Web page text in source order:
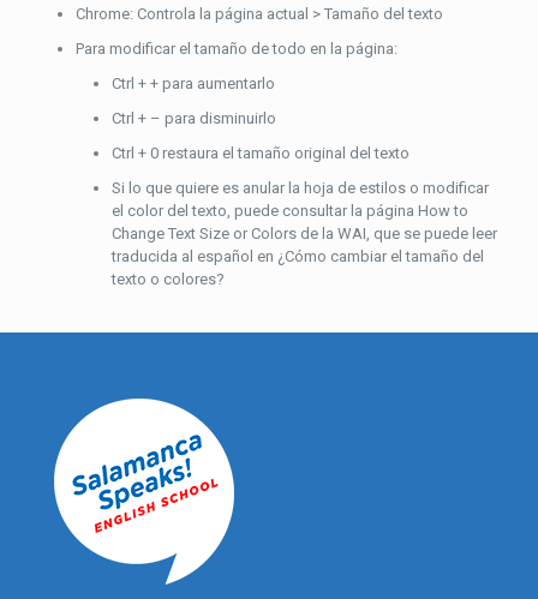
Chrome: Controla la página actual > Tamaño del texto
Para modificar el tamaño de todo en la página:
Ctrl + + para aumentarlo
Ctrl + – para disminuirlo
Ctrl + 0 restaura el tamaño original del texto
Si lo que quiere es anular la hoja de estilos o modificar
el color del texto, puede consultar la página How to
Change Text Size or Colors de la WAI, que se puede leer
traducida al español en ¿Cómo cambiar el tamaño del
texto o colores?